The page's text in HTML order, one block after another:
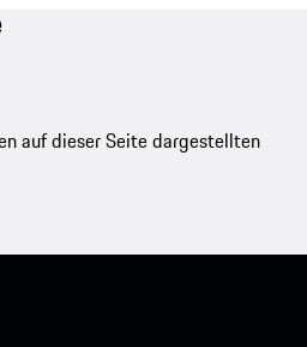
auf dieser Seite dargestellten